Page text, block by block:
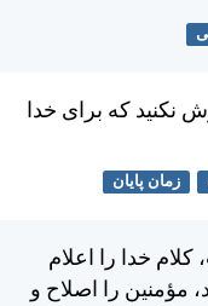
نكنيد كه برای خدا
زمان پایان
خدا را اعلام
مؤمنين را اصلاح و